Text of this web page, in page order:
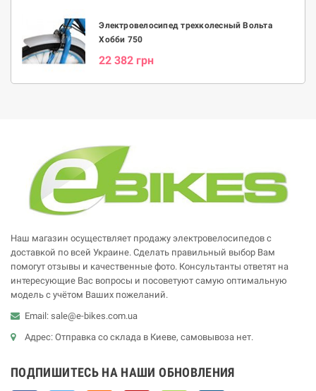
Электровелосипед трехколесный Вольта
Хобби 750
22 382 грн
Наш магазин осуществляет продажу электровелосипедов с
доставкой по всей Украине. Сделать правильный выбор Вам
помогут отзывы и качественные фото. Консультанты ответят на
интересующие Вас вопросы и посоветуют самую оптимальную
модель с учётом Ваших пожеланий.
Email: sale@e-bikes.com.ua
Адрес: Отправка со склада в Киеве, самовывоза нет.
ПОДПИШИТЕСЬ НА НАШИ ОБНОВЛЕНИЯ